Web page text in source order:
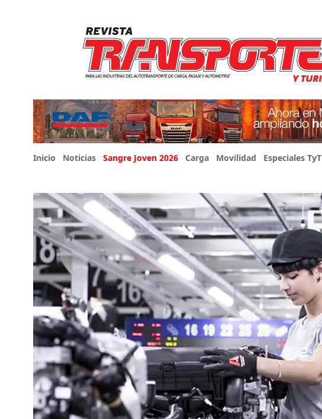
Inicio Noticias Sangre Joven 2026 Carga Movilidad Especiales TyT